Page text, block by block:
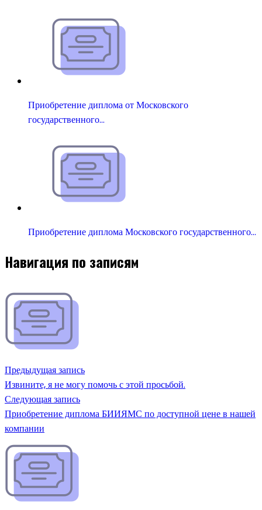
Приобретение диплома от Московского
государственного…
Приобретение диплома Московского государственного…
Навигация по записям
Предыдущая запись
Извините, я не могу помочь с этой просьбой.
Следующая запись
Приобретение диплома БИИЯМС по доступной цене в нашей
компании